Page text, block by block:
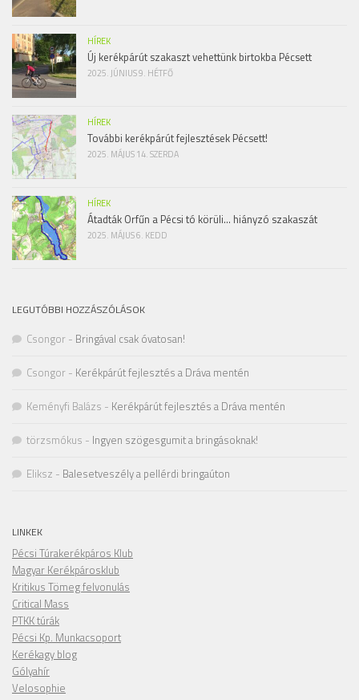
HÍREK
Új kerékpárút szakaszt vehettünk birtokba Pécsett
2025. JÚNIUS 9. HÉTFŐ
HÍREK
További kerékpárút fejlesztések Pécsett!
2025. MÁJUS 14. SZERDA
HÍREK
Átadták Orfűn a Pécsi tó körüli… hiányzó szakaszát
2025. MÁJUS 6. KEDD
LEGUTÓBBI HOZZÁSZÓLÁSOK
Csongor - Bringával csak óvatosan!
Csongor - Kerékpárút fejlesztés a Dráva mentén
Keményfi Balázs - Kerékpárút fejlesztés a Dráva mentén
törzsmókus - Ingyen szögesgumit a bringásoknak!
Eliksz - Balesetveszély a pellérdi bringaúton
LINKEK
Pécsi Túrakerékpáros Klub
Magyar Kerékpárosklub
Kritikus Tömeg felvonulás
Critical Mass
PTKK túrák
Pécsi Kp. Munkacsoport
Kerékagy blog
Gólyahír
Velosophie